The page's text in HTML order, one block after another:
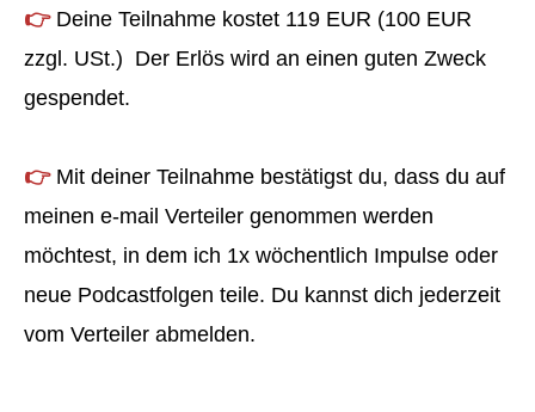
👉 Deine Teilnahme kostet 119 EUR (100 EUR
zzgl. USt.) Der Erlös wird an einen guten Zweck
gespendet.
👉 Mit deiner Teilnahme bestätigst du, dass du auf
meinen e-mail Verteiler genommen werden
möchtest, in dem ich 1x wöchentlich Impulse oder
neue Podcastfolgen teile. Du kannst dich jederzeit
vom Verteiler abmelden.